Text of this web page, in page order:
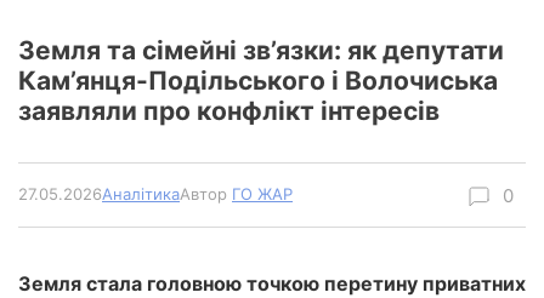
Земля та сімейні зв’язки: як депутати
Кам’янця-Подільського і Волочиська
заявляли про конфлікт інтересів
27.05.2026АналітикаАвтор ГО ЖАР
Земля стала головною точкою перетину приватних